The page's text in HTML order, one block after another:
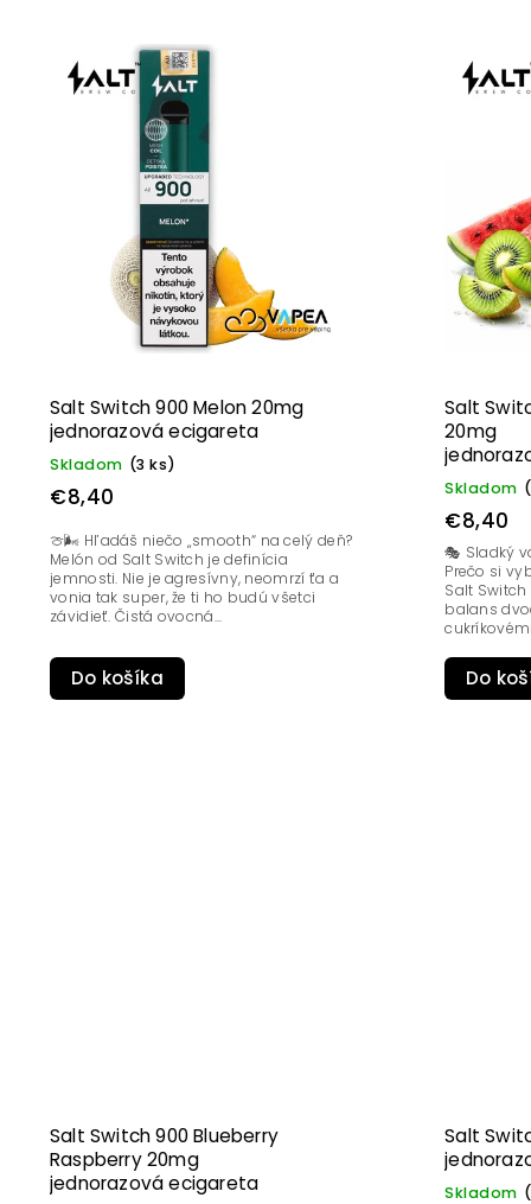
Salt Switch 900 Melon 20mg
jednorazová ecigareta
Skladom (3 ks)
€8,40
Do košíka
🍈🌬️ Hľadáš niečo „smooth“ na celý deň?
Melón od Salt Switch je definícia
jemnosti. Nie je agresívny, neomrzí ťa a
vonia tak super, že ti ho budú všetci
závidieť. Čistá ovocná...
Salt
20mg
Skladom
€8,40
Do
🎭 Sladký
Prečo si
Salt
balans
Salt Switch 900 Blueberry
Raspberry 20mg
jednorazová ecigareta
Salt
Skladom